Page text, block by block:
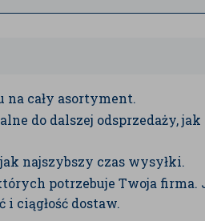
cały asortyment.
do dalszej odsprzedaży, jak
najszybszy czas wysyłki.
potrzebuje Twoja firma.
ciągłość dostaw.